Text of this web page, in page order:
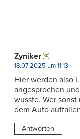
Zyniker
18.07.2025 um 11:13
Hier werden also
angesprochen
wusste. Wer
dem Auto
Antworten